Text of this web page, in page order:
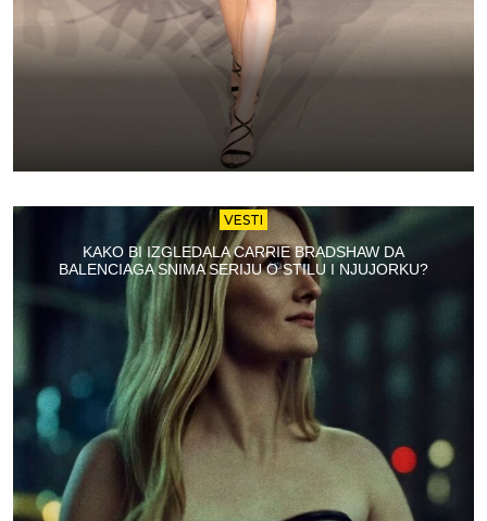
VESTI
KAKO BI IZGLEDALA CARRIE BRADSHAW DA
BALENCIAGA SNIMA SERIJU O STILU I NJUJORKU?